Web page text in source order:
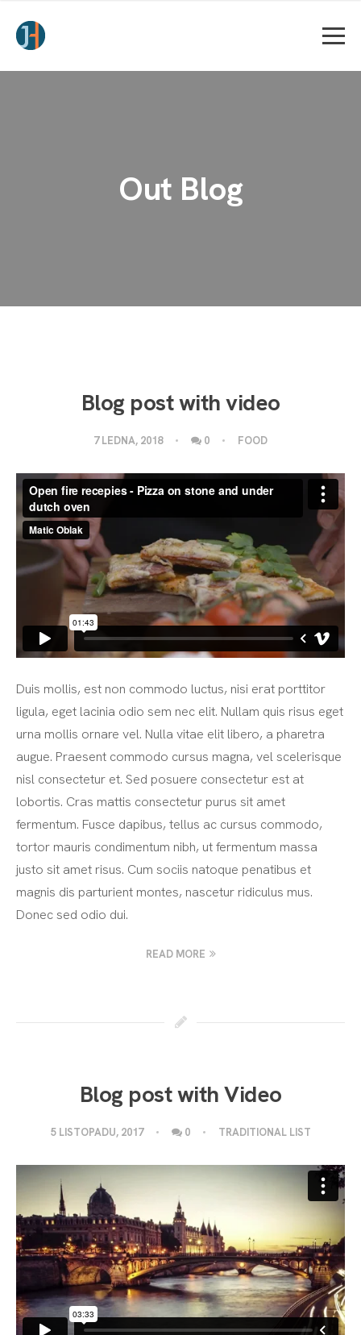
Out Blog
Blog post with video
7 LEDNA, 2018 0 FOOD
Duis mollis, est non commodo luctus, nisi erat porttitor
ligula, eget lacinia odio sem nec elit. Nullam quis risus eget
urna mollis ornare vel. Nulla vitae elit libero, a pharetra
augue. Praesent commodo cursus magna, vel scelerisque
nisl consectetur et. Sed posuere consectetur est at
lobortis. Cras mattis consectetur purus sit amet
fermentum. Fusce dapibus, tellus ac cursus commodo,
tortor mauris condimentum nibh, ut fermentum massa
justo sit amet risus. Cum sociis natoque penatibus et
magnis dis parturient montes, nascetur ridiculus mus.
Donec sed odio dui.
READ MORE
Blog post with Video
5 LISTOPADU, 2017 0 TRADITIONAL LIST